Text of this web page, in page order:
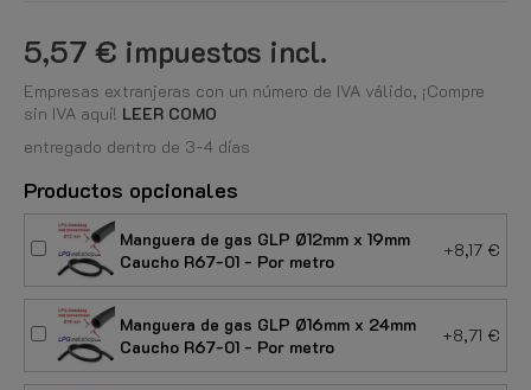
5,57 € impuestos incl.
Empresas extranjeras con un número de IVA válido, ¡Compre
sin IVA aquí! LEER COMO
entregado dentro de 3-4 días
Productos opcionales
Manguera de gas GLP Ø12mm x 19mm
Caucho R67-01 - Por metro
+8,17 €
Manguera de gas GLP Ø16mm x 24mm
Caucho R67-01 - Por metro
+8,71 €